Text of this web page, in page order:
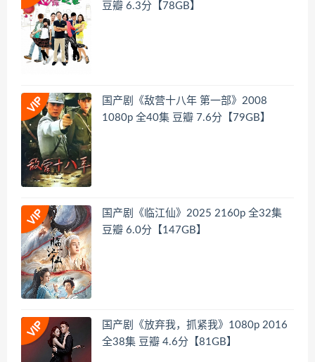
豆瓣 6.3分【78GB】
国产剧《敌营十八年 第一部》2008
1080p 全40集 豆瓣 7.6分【79GB】
国产剧《临江仙》2025 2160p 全32集
豆瓣 6.0分【147GB】
国产剧《放弃我，抓紧我》1080p 2016
全38集 豆瓣 4.6分【81GB】